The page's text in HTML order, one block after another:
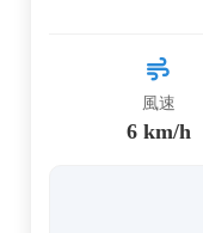
風速
6 km/h